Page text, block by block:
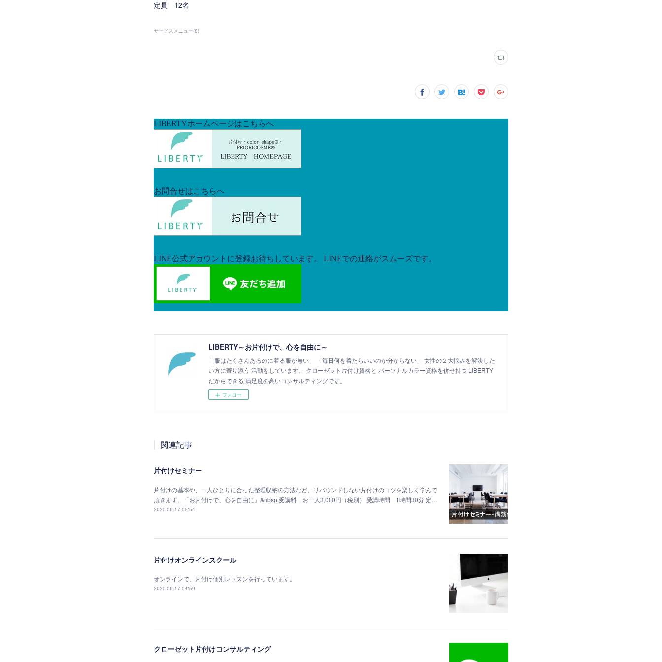
定員 12名
サービスメニュー(8)
LIBERTY～お片付けで、心を自由に～
「服はたくさんあるのに着る服が無い」 「毎日何を着たらいいのか分からない」 女性の２大悩みを解決した
い方に寄り添う 活動をしています。 クローゼット片付け資格と パーソナルカラー資格を併せ持つ LIBERTY
だからできる 満足度の高いコンサルティングです。
フォロー
関連記事
片付けセミナー
片付けの基本や、一人ひとりに合った整理収納の方法など、リバウンドしない片付けのコツを楽しく学んで
頂きます。「お片付けで、心を自由に」&nbsp;受講料 お一人3,000円（税別） 受講時間 1時間30分 定…
2020.06.17 05:54
片付けオンラインスクール
オンラインで、片付け個別レッスンを行っています。
2020.06.17 04:59
クローゼット片付けコンサルティング